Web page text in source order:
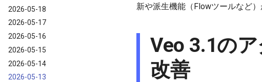
2026-05-18
2026-05-17
2026-05-16
2026-05-15
2026-05-14
2026-05-13
新や派生機能（Flowツールなど
Veo 3.1の
改善